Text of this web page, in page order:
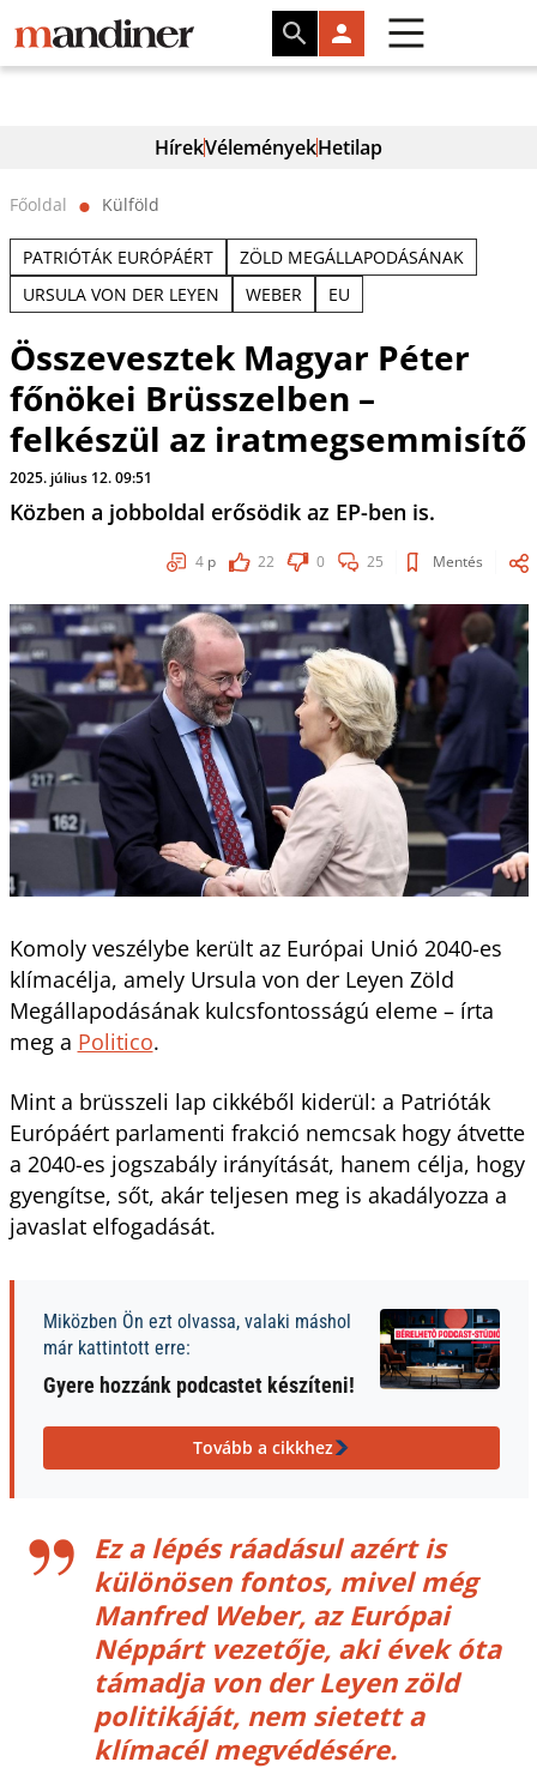
HírekVéleményekHetilap
Főoldal ⬤ Külföld
PATRIÓTÁK EURÓPÁÉRT
ZÖLD MEGÁLLAPODÁSÁNAK
URSULA VON DER LEYEN
WEBER EU
Összevesztek Magyar Péter
főnökei Brüsszelben –
felkészül az iratmegsemmisítő
2025. július 12. 09:51
Közben a jobboldal erősödik az EP-ben is.
4 p 22 0 25 Mentés
Komoly veszélybe került az Európai Unió 2040-es
klímacélja, amely Ursula von der Leyen Zöld
Megállapodásának kulcsfontosságú eleme – írta
meg a Politico.
Mint a brüsszeli lap cikkéből kiderül: a Patrióták
Európáért parlamenti frakció nemcsak hogy átvette
a 2040-es jogszabály irányítását, hanem célja, hogy
gyengítse, sőt, akár teljesen meg is akadályozza a
javaslat elfogadását.
Miközben Ön ezt olvassa, valaki máshol
már kattintott erre:
Gyere hozzánk podcastet készíteni!
Tovább a cikkhez
Ez a lépés ráadásul azért is
különösen fontos, mivel még
Manfred Weber, az Európai
Néppárt vezetője, aki évek óta
támadja von der Leyen zöld
politikáját, nem sietett a
klímacél megvédésére.